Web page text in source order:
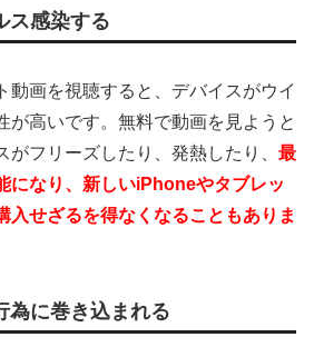
ス感染する
動画を視聴すると、デバイスがウイ
が高いです。無料で動画を見ようと
がフリーズしたり、発熱したり、 最
になり、新しいiPhoneやタブレッ
入せざるを得なくなることもありま
為に巻き込まれる